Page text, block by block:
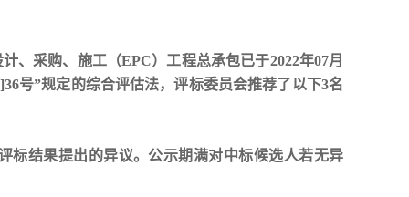
、采购、施工（EPC）工程总承包已于2022年07月
号”规定的综合评估法，评标委员会推荐了以下3名
标结果提出的异议。公示期满对中标候选人若无异